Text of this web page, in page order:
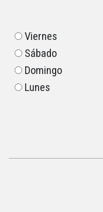
Viernes
Sábado
Domingo
Lunes